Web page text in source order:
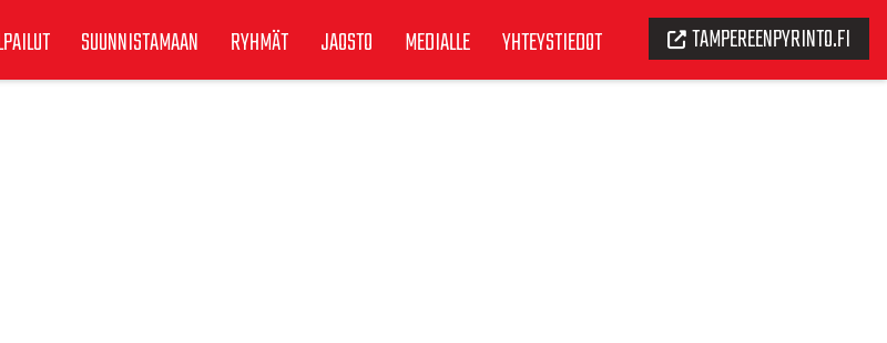
SUUNNISTAMAAN RYHMÄT JAOSTO MEDIALLE YHTEYSTIEDOT TAMPEREENPYRINTO.FI